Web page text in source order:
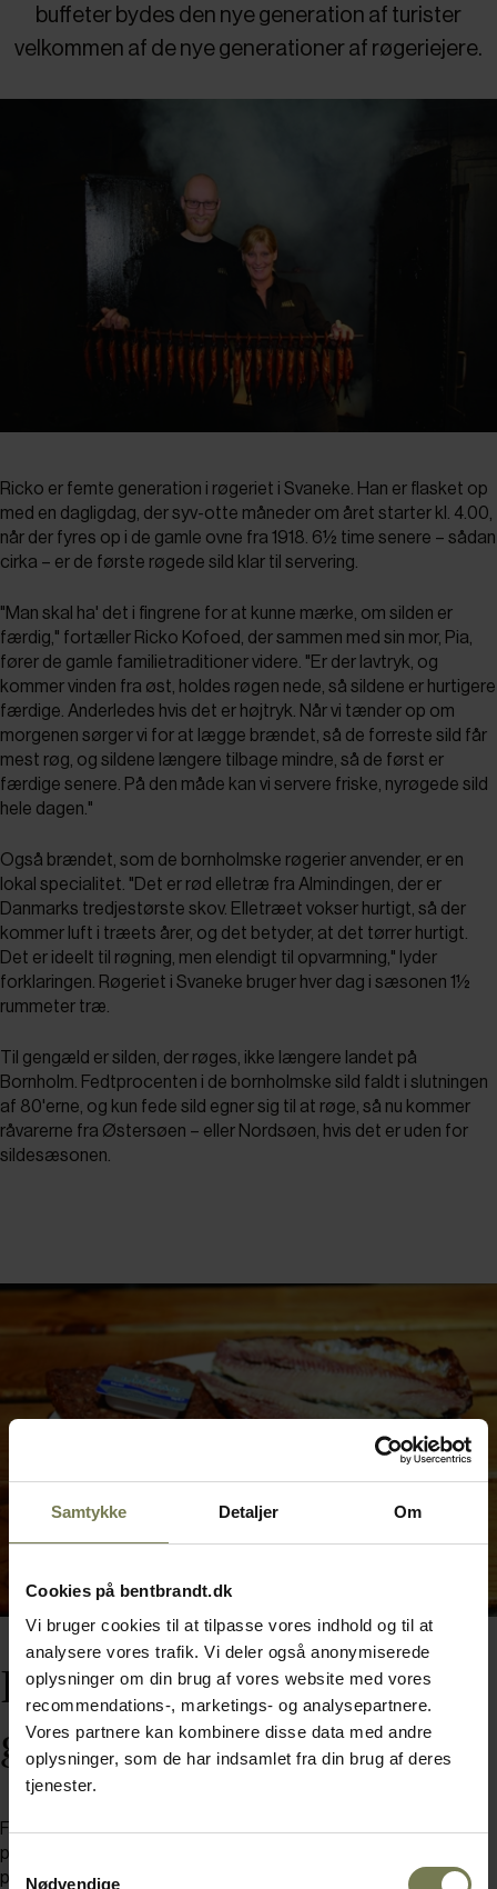
Samtykke Detaljer Om
Cookies på bentbrandt.dk
Vi bruger cookies til at tilpasse vores indhold og til at
analysere vores trafik. Vi deler også anonymiserede
oplysninger om din brug af vores website med vores
recommendations-, marketings- og analysepartnere.
Vores partnere kan kombinere disse data med andre
oplysninger, som de har indsamlet fra din brug af deres
tjenester.
Samtykkevalg
Nødvendige
buffeter bydes den nye generation af turister
velkommen af de nye generationer af røgeriejere.
Ricko er femte generation i røgeriet i Svaneke. Han er flasket op
med en dagligdag, der syv-otte måneder om året starter kl. 4.00,
når der fyres op i de gamle ovne fra 1918. 6½ time senere – sådan
cirka – er de første røgede sild klar til servering.
"Man skal ha' det i fingrene for at kunne mærke, om silden er
færdig," fortæller Ricko Kofoed, der sammen med sin mor, Pia,
fører de gamle familietraditioner videre. "Er der lavtryk, og
kommer vinden fra øst, holdes røgen nede, så sildene er hurtigere
færdige. Anderledes hvis det er højtryk. Når vi tænder op om
morgenen sørger vi for at lægge brændet, så de forreste sild får
mest røg, og sildene længere tilbage mindre, så de først er
færdige senere. På den måde kan vi servere friske, nyrøgede sild
hele dagen."
Også brændet, som de bornholmske røgerier anvender, er en
lokal specialitet. "Det er rød elletræ fra Almindingen, der er
Danmarks tredjestørste skov. Elletræet vokser hurtigt, så der
kommer luft i træets årer, og det betyder, at det tørrer hurtigt.
Det er ideelt til røgning, men elendigt til opvarmning," lyder
forklaringen. Røgeriet i Svaneke bruger hver dag i sæsonen 1½
rummeter træ.
Til gengæld er silden, der røges, ikke længere landet på
Bornholm. Fedtprocenten i de bornholmske sild faldt i slutningen
af 80'erne, og kun fede sild egner sig til at røge, så nu kommer
råvarerne fra Østersøen – eller Nordsøen, hvis det er uden for
sildesæsonen.
Fra avispapir til kniv og
gaffel
Først var det avispapir, så blev det paptallerkener og
plastikbestik, men for et par år siden indførte røgeriet i Svaneke
porcelæn, glas og bestik til servering. "Det er en ny type turister,